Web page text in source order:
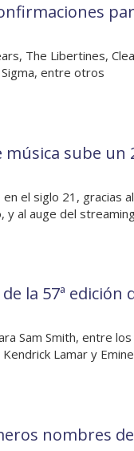
The Libertines,
entre otros
música sube un
el siglo 21, gracias
y al auge del
la 57ª edición
Sam Smith, entre
Lamar y
nombres